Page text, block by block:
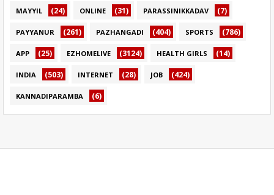
MAYYIL (24) ONLINE (31) PARASSINIKKADAV (7)
PAYYANUR (261) PAZHANGADI (404) SPORTS (786)
APP (25) EZHOMELIVE (3124) HEALTH GIRLS (14)
INDIA (503) INTERNET (28) JOB (424)
KANNADIPARAMBA (6)